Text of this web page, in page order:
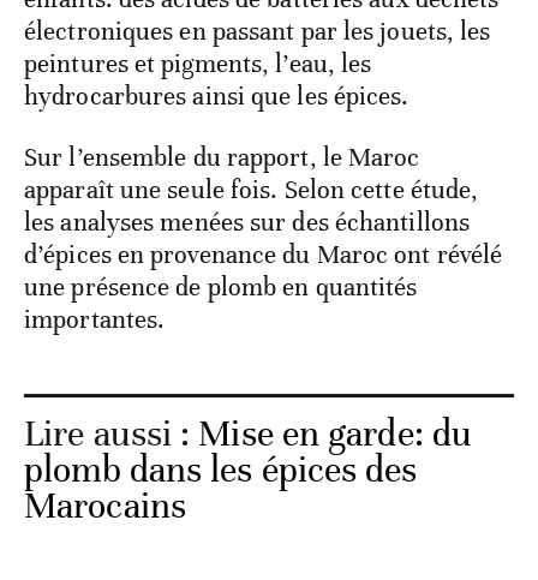
électroniques en passant par les jouets, les
peintures et pigments, l’eau, les
hydrocarbures ainsi que les épices.
Sur l’ensemble du rapport, le Maroc
apparaît une seule fois. Selon cette étude,
les analyses menées sur des échantillons
d’épices en provenance du Maroc ont révélé
une présence de plomb en quantités
importantes.
Lire aussi : Mise en garde: du
plomb dans les épices des
Marocains